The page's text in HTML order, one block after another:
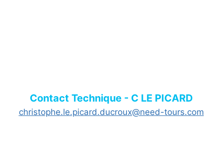
Contact Technique - C LE PICARD
christophe.le.picard.ducroux@need-tours.com